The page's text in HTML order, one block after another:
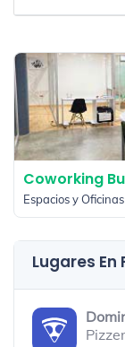
Coworking
Espacios y
Lugares